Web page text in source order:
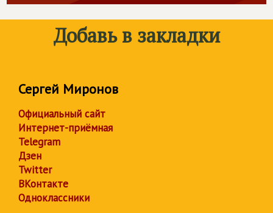
Добавь в закладки
Сергей Миронов
Официальный сайт
Интернет-приёмная
Telegram
Дзен
Twitter
ВКонтакте
Одноклассники